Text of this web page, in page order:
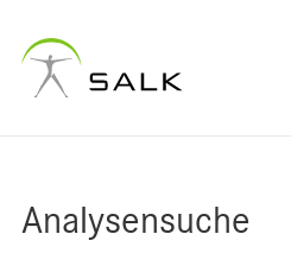
Analysensuche